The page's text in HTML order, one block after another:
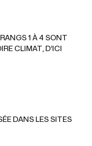
1 À 4 SONT
CLIMAT, D’ICI
DANS LES SITES